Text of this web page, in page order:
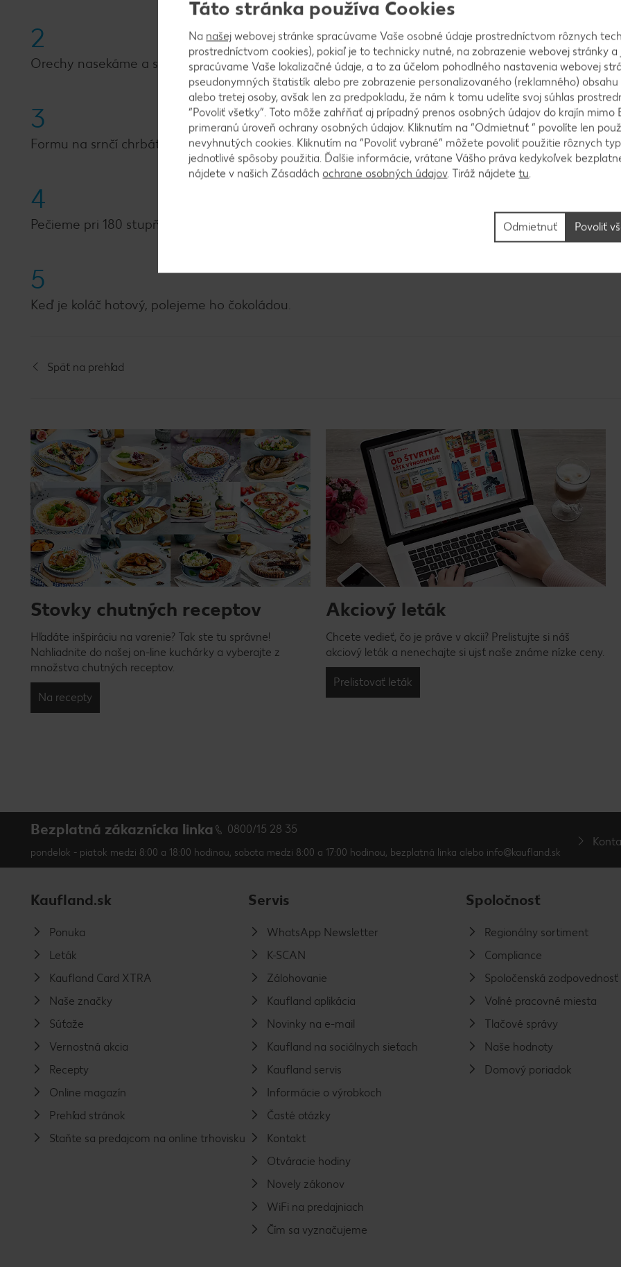
2
Orechy nasekáme a spolu s brusnicami zľahka zapracujeme do cesta.
3
Formu na srnčí chrbát vymastíme maslom a vysypeme múkou.
4
Pečieme pri 180 stupňoch asi 30 minút, potom vyskúšame špajdľou.
5
Keď je koláč hotový, polejeme ho čokoládou.
Späť na prehľad
Stovky chutných receptov
Hľadáte inšpiráciu na varenie? Tak ste tu správne!
Nahliadnite do našej on-line kuchárky a vyberajte z
množstva chutných receptov.
Na recepty
Akciový leták
Chcete vedieť, čo je práve v akcii? Prelistujte si náš
akciový leták a nenechajte si ujsť naše známe nízke ceny.
Prelistovať leták
Bezplatná zákaznícka linka 0800/15 28 35
pondelok - piatok medzi 8:00 a 18:00 hodinou, sobota medzi 8:00 a 17:00 hodinou, bezplatná linka alebo info@kaufland.sk
Kaufland.sk
Ponuka
Leták
Kaufland Card XTRA
Naše značky
Súťaže
Vernostná akcia
Recepty
Online magazín
Prehľad stránok
Staňte sa predajcom na online trhovisku
Servis
WhatsApp Newsletter
K-SCAN
Zálohovanie
Kaufland aplikácia
Novinky na e-mail
Kaufland na sociálnych sieťach
Kaufland servis
Informácie o výrobkoch
Časté otázky
Kontakt
Otváracie hodiny
Novely zákonov
WiFi na predajniach
Čím sa vyznačujeme
Spoločnosť
Regionálny sortiment
Compliance
Spoločenská zodpovednosť
Voľné pracovné miesta
Tlačové správy
Naše hodnoty
Domový poriadok
Táto stránka používa Cookies
Na našej webovej stránke spracúvame Vaše osobné údaje prostredníctvom rôznych
prostredníctvom cookies), pokiaľ je to technicky nutné, na zobrazenie webovej stránky
spracúvame Vaše lokalizačné údaje, a to za účelom pohodlného nastavenia webovej
pseudonymných štatistík alebo pre zobrazenie personalizovaného (reklamného)
alebo tretej osoby, avšak len za predpokladu, že nám k tomu udelíte svoj súhlas
“Povoliť všetky”. Toto môže zahŕňať aj prípadný prenos osobných údajov do krajín mimo
primeranú úroveň ochrany osobných údajov. Kliknutím na “Odmietnuť ” povolíte len
nevyhnutých cookies. Kliknutím na “Povoliť vybrané” môžete povoliť použitie rôznych
jednotlivé spôsoby použitia. Ďalšie informácie, vrátane Vášho práva kedykoľvek
nájdete v našich Zásadách ochrane osobných údajov. Tiráž nájdetetu.
Odmietnuť Povoliť